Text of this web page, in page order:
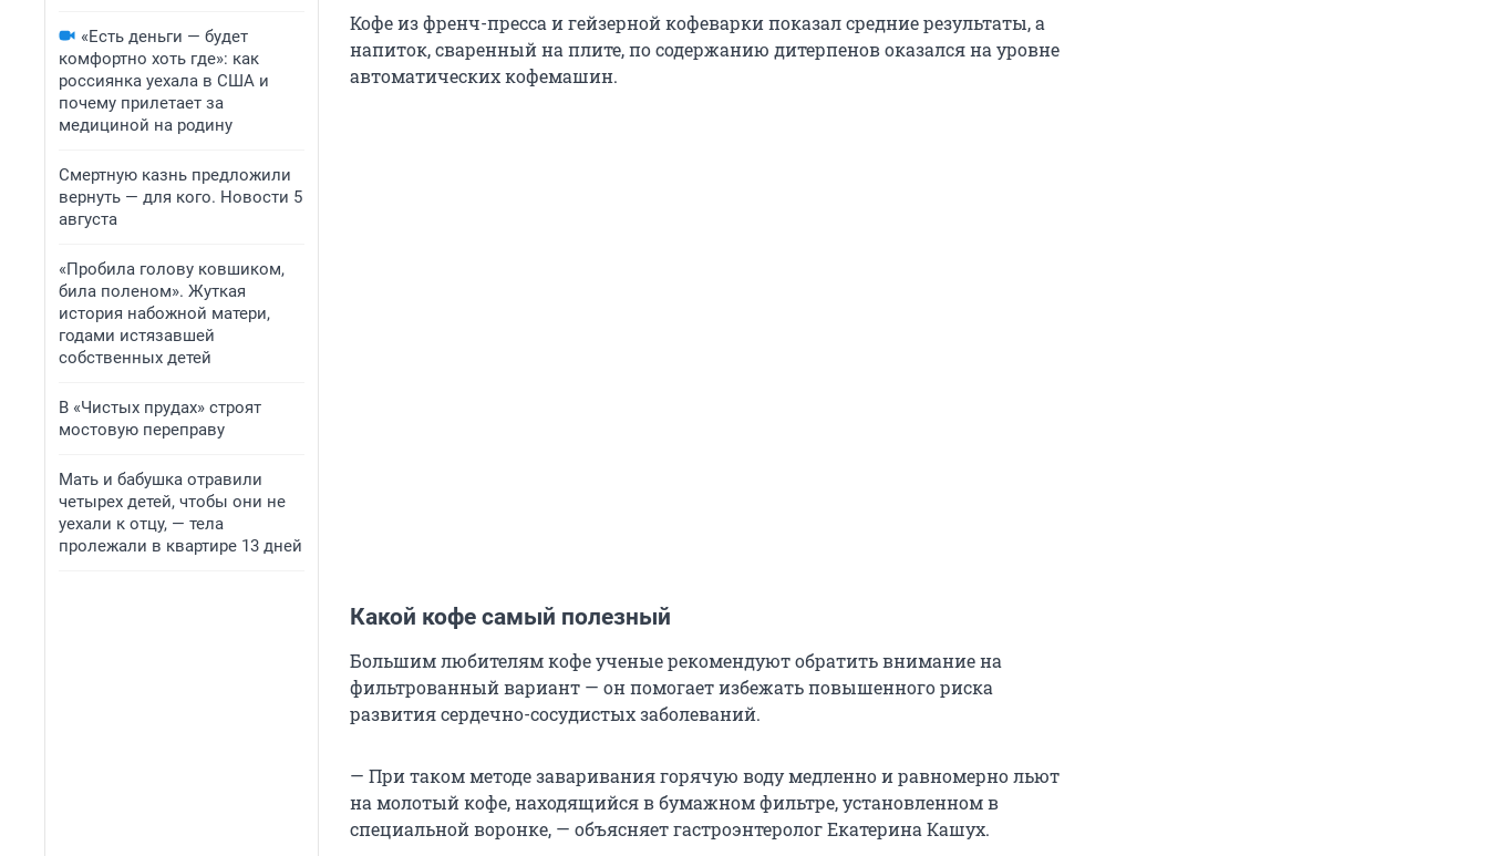
«Есть деньги — будет
комфортно хоть где»: как
россиянка уехала в США и
почему прилетает за
медициной на родину
Смертную казнь предложили
вернуть — для кого. Новости 5
августа
«Пробила голову ковшиком,
била поленом». Жуткая
история набожной матери,
годами истязавшей
собственных детей
В «Чистых прудах» строят
мостовую переправу
Мать и бабушка отравили
четырех детей, чтобы они не
уехали к отцу, — тела
пролежали в квартире 13 дней
Кофе из френч-пресса и гейзерной кофеварки показал средние результаты, а
напиток, сваренный на плите, по содержанию дитерпенов оказался на уровне
автоматических кофемашин.
Какой кофе самый полезный
Большим любителям кофе ученые рекомендуют обратить внимание на
фильтрованный вариант — он помогает избежать повышенного риска
развития сердечно-сосудистых заболеваний.
— При таком методе заваривания горячую воду медленно и равномерно льют
на молотый кофе, находящийся в бумажном фильтре, установленном в
специальной воронке, — объясняет гастроэнтеролог Екатерина Кашух.